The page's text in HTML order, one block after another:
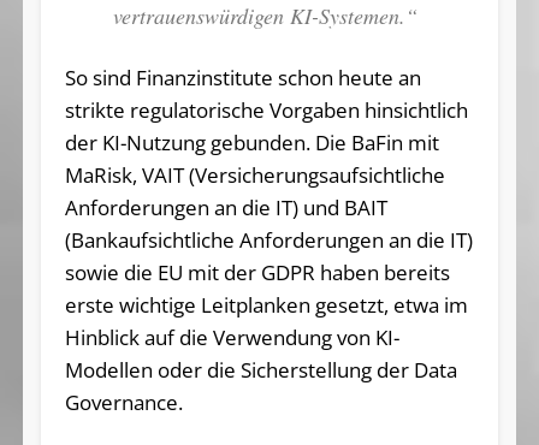
vertrauenswürdigen KI-Systemen.“
So sind Finanzinstitute schon heute an
strikte regulatorische Vorgaben hinsichtlich
der KI-Nutzung gebunden. Die BaFin mit
MaRisk, VAIT (Versicherungsaufsichtliche
Anforderungen an die IT) und BAIT
(Bankaufsichtliche Anforderungen an die IT)
sowie die EU mit der GDPR haben bereits
erste wichtige Leitplanken gesetzt, etwa im
Hinblick auf die Verwendung von KI-
Modellen oder die Sicherstellung der Data
Governance.